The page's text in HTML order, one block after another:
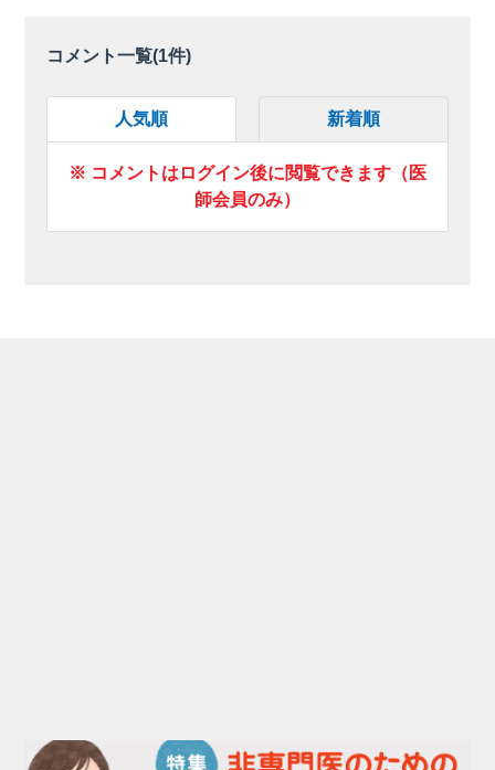
コメント一覧(1件)
人気順 新着順
※ コメントはログイン後に閲覧できます（医
師会員のみ）